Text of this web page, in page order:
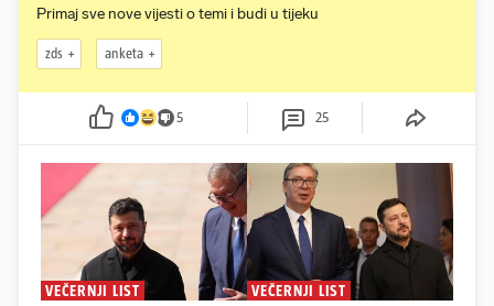
Primaj sve nove vijesti o temi i budi u tijeku
zds anketa
5 25